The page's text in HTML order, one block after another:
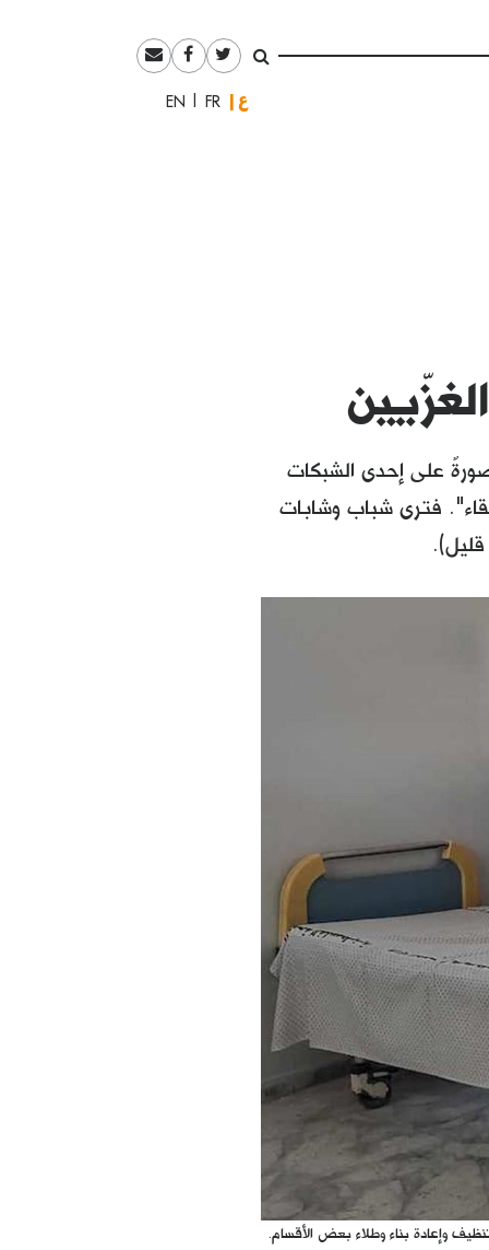
العربيةFrançais
English
صورةٌ على إحدى الشبكات
فترى شباب وشابات
قليل).
وإعادة بناء وطلاء بعض الأقسام.